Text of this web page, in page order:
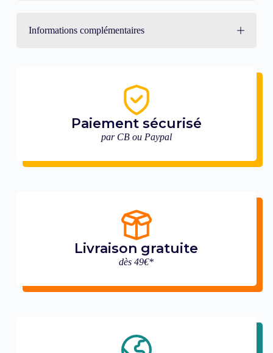
Informations complémentaires
Paiement sécurisé
par CB ou Paypal
Livraison gratuite
dès 49€*